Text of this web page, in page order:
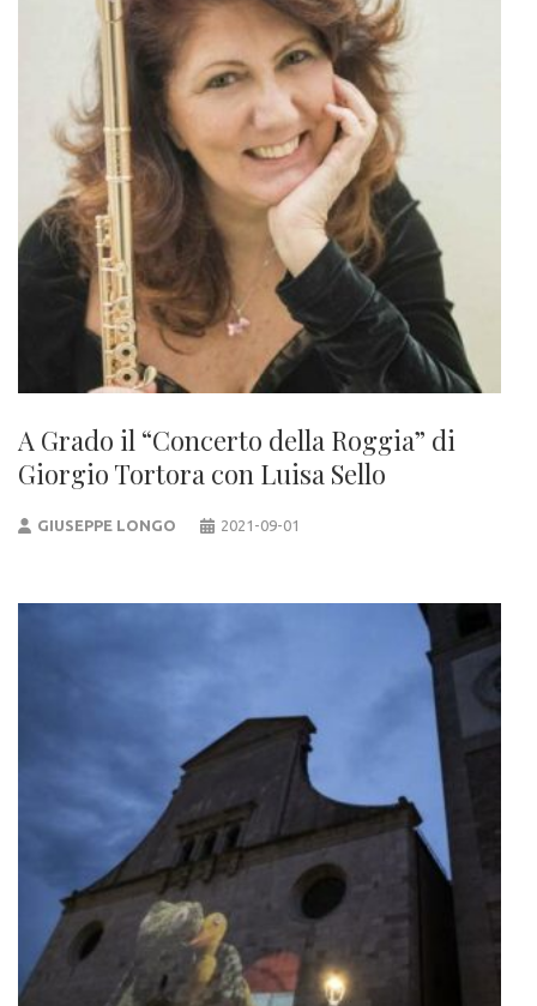
A Grado il “Concerto della Roggia” di
Giorgio Tortora con Luisa Sello
GIUSEPPE LONGO 2021-09-01